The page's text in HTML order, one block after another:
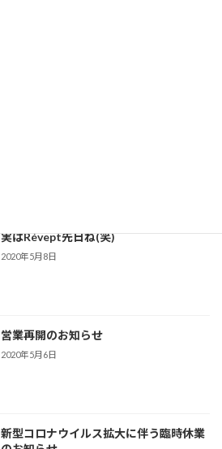
実はRévept先日ね(笑)
2020年5月8日
営業再開のお知らせ
2020年5月6日
新型コロナウイルス拡大に伴う臨時休業